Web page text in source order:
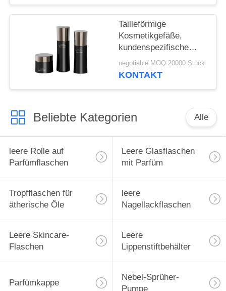
maßgeschneidert
Tailleförmige
Kosmetikgefäße,
kundenspezifische
undurchsichtige PETG-
Flaschen,
negotiable MOQ:20000 Stück
KONTAKT
Beliebte Kategorien Alle
leere Rolle auf
Parfümflaschen
Leere Glasflaschen
mit Parfüm
Tropfflaschen für
ätherische Öle
leere
Nagellackflaschen
Leere Skincare-
Flaschen
Leere
Lippenstiftbehälter
Parfümkappe
Nebel-Sprüher-
Pumpe